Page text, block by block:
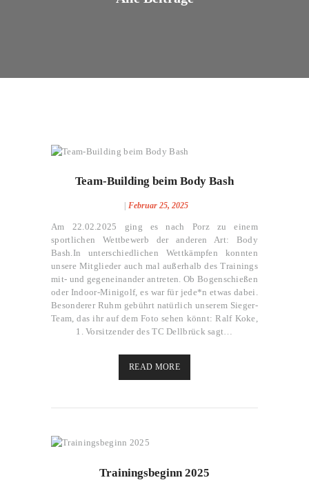
Februar 25, 2025 162
Team-Building beim Body Bash
Februar 25, 2025
Am 22.02.2025 ging es nach Porz zu einem
sportlichen Wettbewerb der anderen Art: Body
Bash.In unterschiedlichen Wettkämpfen konnten
unsere Mitglieder auch mal außerhalb des Trainings
mit- und gegeneinander antreten. Ob Bogenschießen
oder Indoor-Minigolf, es war für jede*n etwas dabei.
Besonderer Ruhm gebührt natürlich unserem Sieger-
Team, das ihr auf dem Foto sehen könnt: Ralf Koke,
1. Vorsitzender des TC Dellbrück sagt…
READ MORE
Trainingsbeginn 2025